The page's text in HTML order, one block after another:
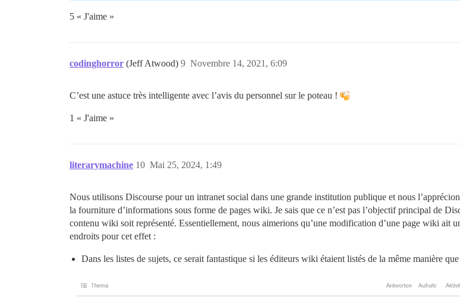
5 « J'aime »
codinghorror (Jeff Atwood) Novembre 14, 2021, 6:09
9
C’est une astuce très intelligente avec l’avis du personnel sur le poteau !
1 « J'aime »
literarymachine Mai 25, 2024, 1:49
10
Nous utilisons Discourse pour un intranet social dans une grande institution publique et nous
la fourniture d’informations sous forme de pages wiki. Je sais que ce n’est pas l’objectif principal de
contenu wiki soit représenté. Essentiellement, nous aimerions qu’une modification d’une page wiki ait
endroits pour cet effet :
Dans les listes de sujets, ce serait fantastique si les éditeurs wiki étaient listés de la même manière que